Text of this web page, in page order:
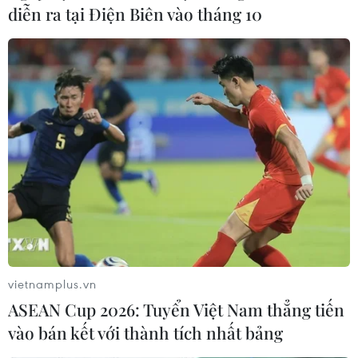
diễn ra tại Điện Biên vào tháng 10
vietnamplus.vn
ASEAN Cup 2026: Tuyển Việt Nam thẳng tiến
vào bán kết với thành tích nhất bảng